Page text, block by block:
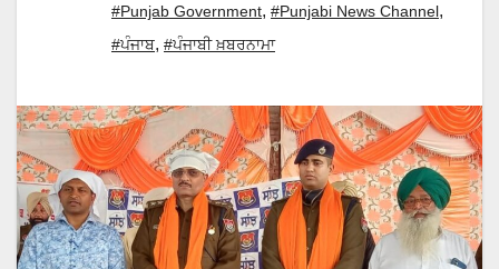
#Punjab Government, #Punjabi News Channel,
#ਪੰਜਾਬ, #ਪੰਜਾਬੀ ਖ਼ਬਰਨਾਮਾ